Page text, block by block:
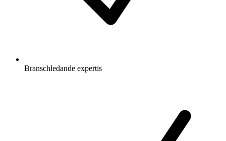
Branschledande expertis